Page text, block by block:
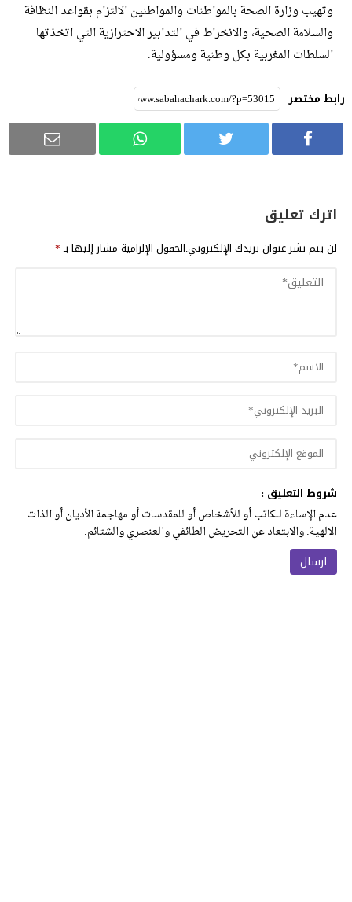
وتهيب وزارة الصحة بالمواطنات والمواطنين الالتزام بقواعد النظافة
والسلامة الصحية، والانخراط في التدابير الاحترازية التي اتخذتها
السلطات المغربية بكل وطنية ومسؤولية.
رابط مختصر
اترك تعليق
لن يتم نشر عنوان بريدك الإلكتروني.الحقول الإلزامية مشار إليها بـ*
شروط التعليق :
عدم الإساءة للكاتب أو للأشخاص أو للمقدسات أو مهاجمة الأديان أو الذات
الالهية. والابتعاد عن التحريض الطائفي والعنصري والشتائم.